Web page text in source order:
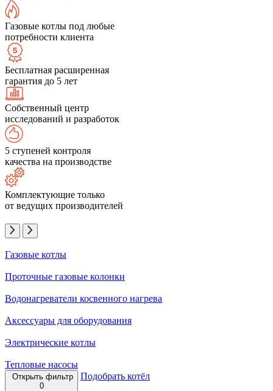
Газовые котлы под любые
потребности клиента
Бесплатная расширенная
гарантия до 5 лет
Собственный центр
исследований и разработок
5 ступеней контроля
качества на производстве
Комплектующие только
от ведущих производителей
Газовые котлы
Проточные газовые колонки
Водонагреватели косвенного нагрева
Аксессуары для оборудования
Электрические котлы
Тепловые насосы
Открыть фильтр
0
Подобрать котёл